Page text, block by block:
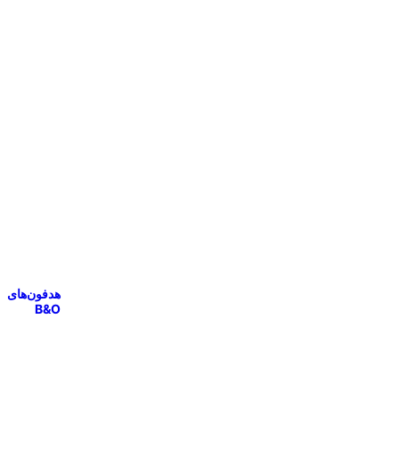
هدفون‌های
B&O